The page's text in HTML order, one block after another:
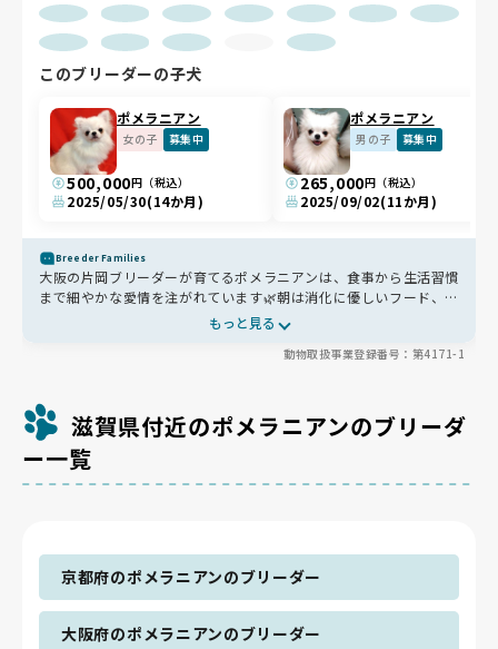
このブリーダーの子犬
ポメラニアン
女の子 募集中
500,000円（税込）
2025/05/30(14か月)
ポメラニアン
男の子 募集中
265,000円（税込）
2025/09/02(11か月)
Breeder Families
大阪の片岡ブリーダーが育てるポメラニアンは、食事から生活習慣
まで細やかな愛情を注がれています🌿朝は消化に優しいフード、必
要に応じて複数のごはんを組み合わせ、さらに毛艶を意識したサプ
リもプラス✨家族の手に触れながら育つため人懐っこさが自然と身
につき、掃除機など日常音にも慣れるよう工夫されています🐾迎え
もっと見る
動物取扱事業登録番号：第4171-1
滋賀県付近のポメラニアンのブリーダ
ー一覧
京都府のポメラニアンのブリーダー
大阪府のポメラニアンのブリーダー